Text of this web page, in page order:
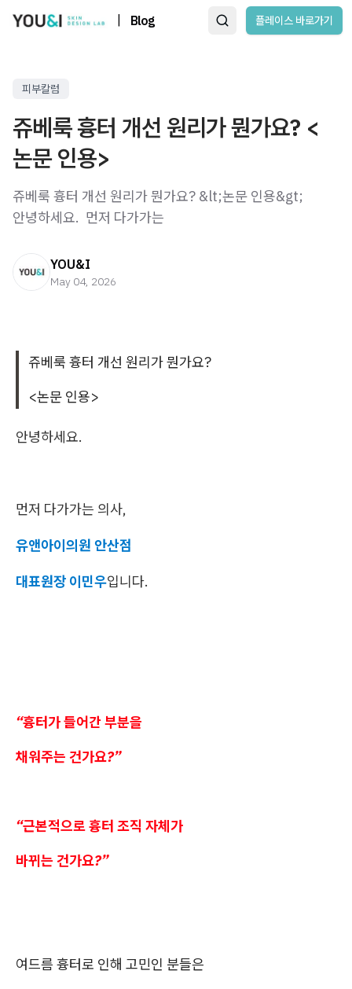
Blog 플레이스 바로가기
피부칼럼
쥬베룩 흉터 개선 원리가 뭔가요? <
논문 인용>
쥬베룩 흉터 개선 원리가 뭔가요? &lt;논문 인용&gt;
안녕하세요. ​ 먼저 다가가는
YOU&I
May 04, 2026
쥬베룩 흉터 개선 원리가 뭔가요?
<논문 인용>
안녕하세요.
먼저 다가가는 의사,
유앤아이의원 안산점
대표원장 이민우입니다.
“흉터가 들어간 부분을
채워주는 건가요?”
“근본적으로 흉터 조직 자체가
바뀌는 건가요?”
여드름 흉터로 인해 고민인 분들은